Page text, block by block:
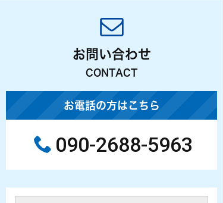
お問い合わせ
CONTACT
お電話の方はこちら
090-2688-5963